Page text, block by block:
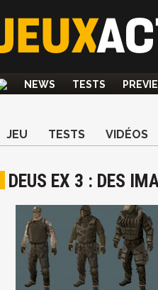
NEWS TESTS
JEU TESTS VIDÉOS
DEUS EX 3 : DES